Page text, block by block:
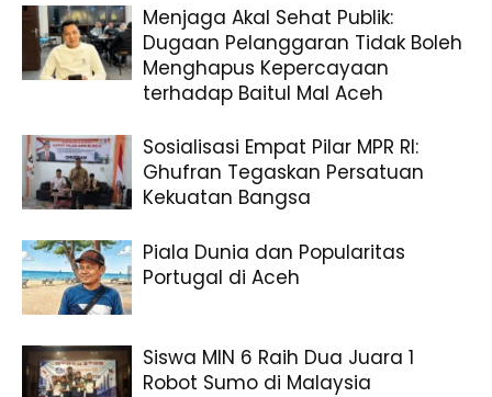
Menjaga Akal Sehat Publik:
Dugaan Pelanggaran Tidak Boleh
Menghapus Kepercayaan
terhadap Baitul Mal Aceh
Sosialisasi Empat Pilar MPR RI:
Ghufran Tegaskan Persatuan
Kekuatan Bangsa
Piala Dunia dan Popularitas
Portugal di Aceh
Siswa MIN 6 Raih Dua Juara 1
Robot Sumo di Malaysia